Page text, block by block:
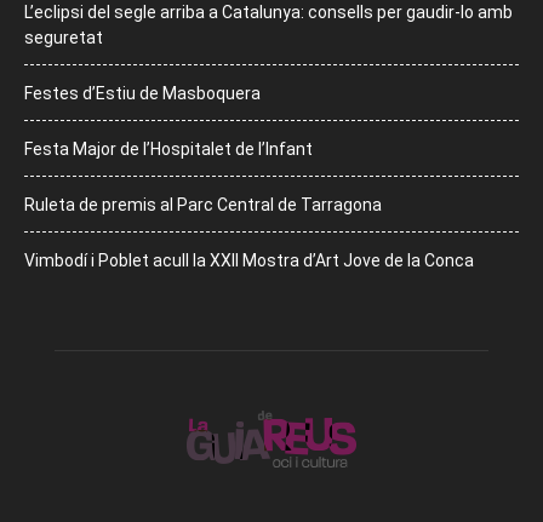
L’eclipsi del segle arriba a Catalunya: consells per gaudir-lo amb
seguretat
Festes d’Estiu de Masboquera
Festa Major de l’Hospitalet de l’Infant
Ruleta de premis al Parc Central de Tarragona
Vimbodí i Poblet acull la XXII Mostra d’Art Jove de la Conca